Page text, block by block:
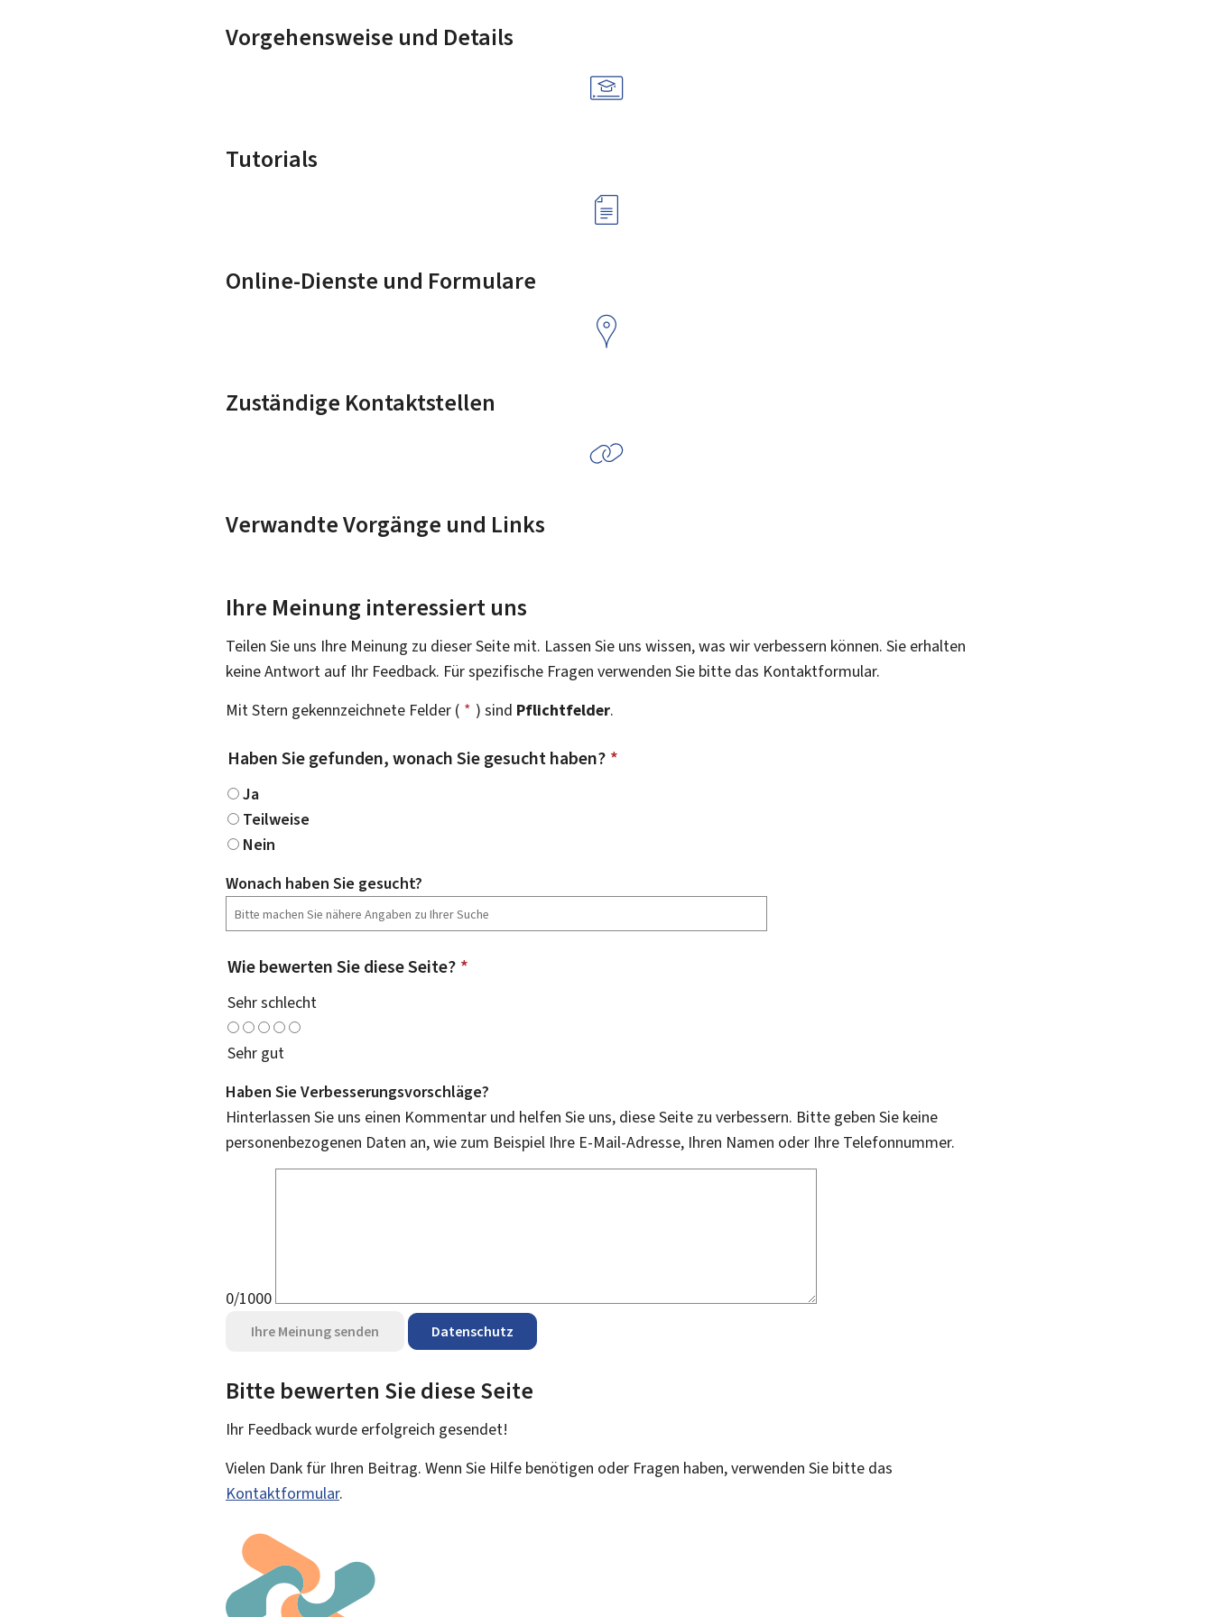
Vorgehensweise und Details
Tutorials
Online-Dienste und Formulare
Zuständige Kontaktstellen
Verwandte Vorgänge und Links
Ihre Meinung interessiert uns
Teilen Sie uns Ihre Meinung zu dieser Seite mit. Lassen Sie uns wissen, was wir verbessern können. Sie erhalten
keine Antwort auf Ihr Feedback. Für spezifische Fragen verwenden Sie bitte das Kontaktformular.
Mit Stern gekennzeichnete Felder ( * ) sind Pflichtfelder.
Haben Sie gefunden, wonach Sie gesucht haben? *
Ja
Teilweise
Nein
Wonach haben Sie gesucht?
Wie bewerten Sie diese Seite? *
Sehr schlecht
Sehr gut
Haben Sie Verbesserungsvorschläge?
Hinterlassen Sie uns einen Kommentar und helfen Sie uns, diese Seite zu verbessern. Bitte geben Sie keine
personenbezogenen Daten an, wie zum Beispiel Ihre E-Mail-Adresse, Ihren Namen oder Ihre Telefonnummer.
0/1000
Ihre Meinung senden Datenschutz
Bitte bewerten Sie diese Seite
Ihr Feedback wurde erfolgreich gesendet!
Vielen Dank für Ihren Beitrag. Wenn Sie Hilfe benötigen oder Fragen haben, verwenden Sie bitte das
Kontaktformular.